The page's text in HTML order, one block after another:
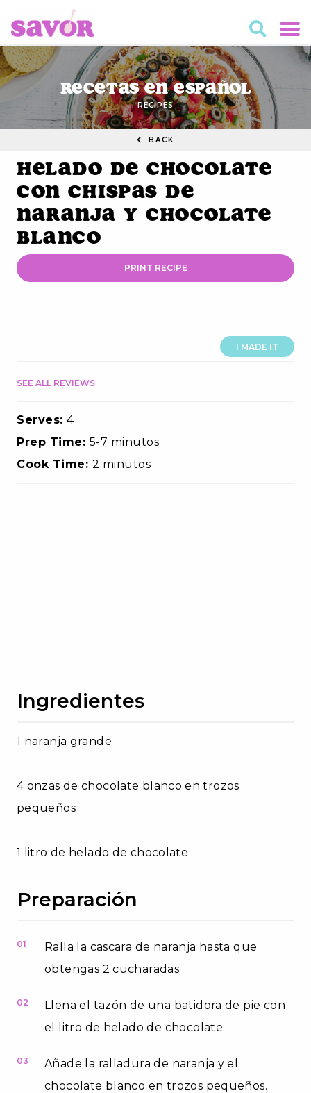
Recetas en Español
RECIPES
BACK
Helado de Chocolate
con Chispas de
Naranja y Chocolate
Blanco
PRINT RECIPE
I MADE IT
SEE ALL REVIEWS
Serves: 4
Prep Time: 5-7 minutos
Cook Time: 2 minutos
Ingredientes
1 naranja grande
4 onzas de chocolate blanco en trozos
pequeños
1 litro de helado de chocolate
Preparación
01
Ralla la cascara de naranja hasta que
obtengas 2 cucharadas.
02
Llena el tazón de una batidora de pie con
el litro de helado de chocolate.
03
Añade la ralladura de naranja y el
chocolate blanco en trozos pequeños.